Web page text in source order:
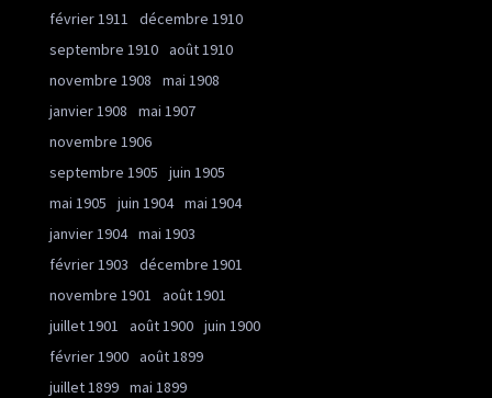
février 1911
décembre 1910
septembre 1910 août 1910
novembre 1908
mai 1908
janvier 1908
mai 1907
novembre 1906
septembre 1905
juin 1905
mai 1905
juin 1904 mai 1904
janvier 1904 mai 1903
février 1903
décembre 1901
novembre 1901
août 1901
juillet 1901
août 1900 juin 1900
février 1900 août 1899
juillet 1899 mai 1899